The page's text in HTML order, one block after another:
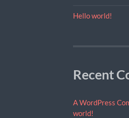
Hello world!
Recent
A WordPress
world!